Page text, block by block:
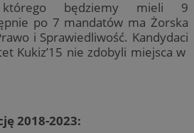
będziemy mieli 9
po 7 mandatów ma Żorska
i Sprawiedliwość. Kandydaci
Kukiz’15 nie zdobyli miejsca w
2018-2023: